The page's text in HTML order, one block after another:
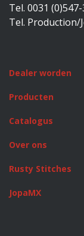
Tel. 0031
Tel. Production/
Dealer worden
Producten
Catalogus
Over ons
Rusty Stitches
JopaMX